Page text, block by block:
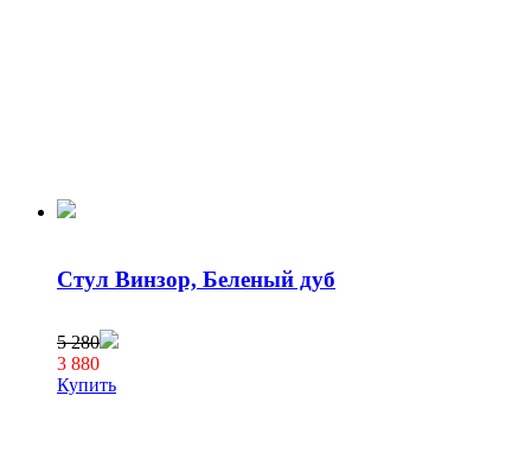
Стул Винзор, Беленый дуб
5 280
3 880
Купить